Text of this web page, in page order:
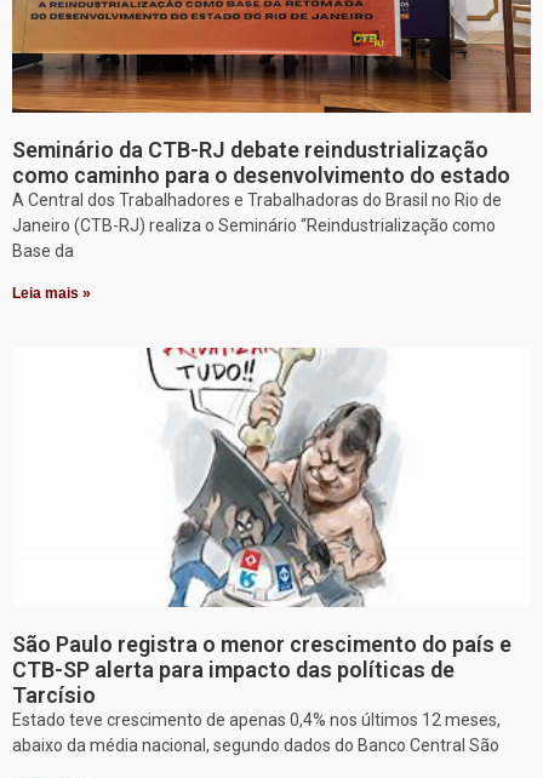
Seminário da CTB-RJ debate reindustrialização
como caminho para o desenvolvimento do estado
A Central dos Trabalhadores e Trabalhadoras do Brasil no Rio de
Janeiro (CTB-RJ) realiza o Seminário “Reindustrialização como
Base da
Leia mais »
São Paulo registra o menor crescimento do país e
CTB-SP alerta para impacto das políticas de
Tarcísio
Estado teve crescimento de apenas 0,4% nos últimos 12 meses,
abaixo da média nacional, segundo dados do Banco Central São